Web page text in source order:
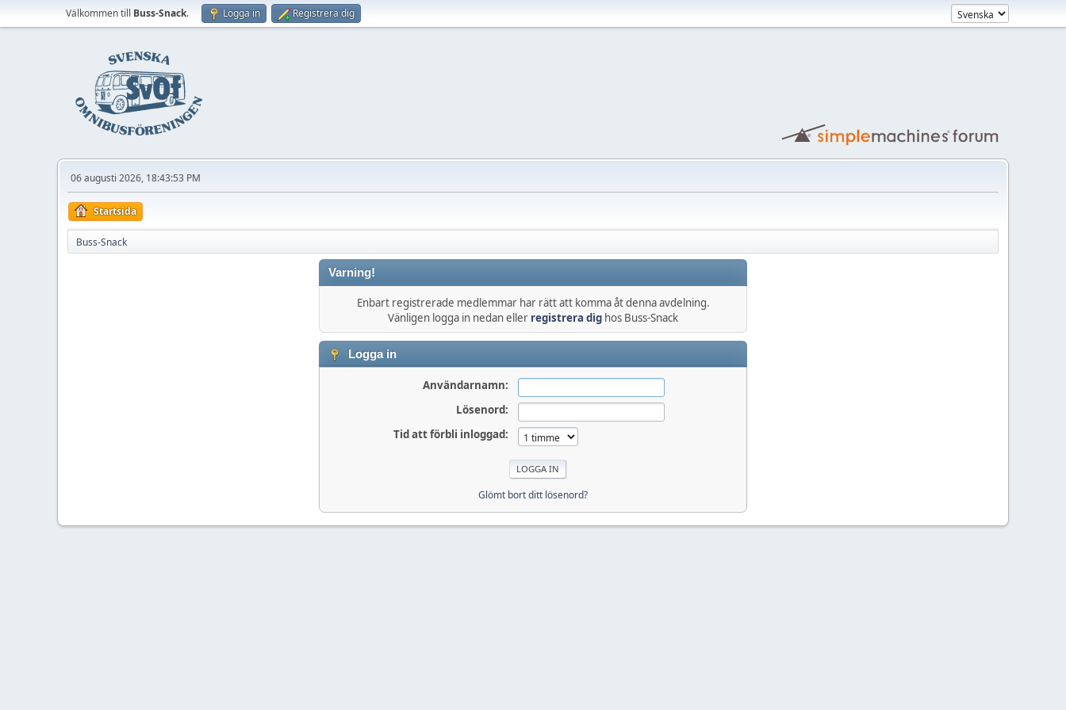
Välkommen till Buss-Snack. Logga in Registrera dig
06 augusti 2026, 18:43:53 PM
Startsida
Buss-Snack
Varning!
Enbart registrerade medlemmar har rätt att komma åt denna avdelning.
Vänligen logga in nedan eller registrera dig hos Buss-Snack
Logga in
Användarnamn:
Lösenord:
Tid att förbli inloggad:
Glömt bort ditt lösenord?